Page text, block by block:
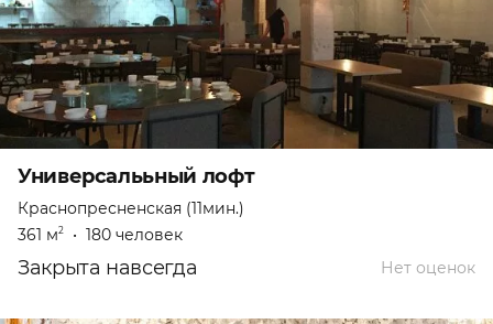
Универсалььный лофт
Краснопресненская (11мин.)
361 м2 • 180 человек
Нет оценок
Закрыта навсегда